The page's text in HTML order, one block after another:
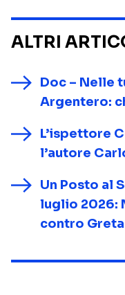
ALTRI
Doc – Nelle
Argentero:
L’ispettore
l’autore
Un Posto al
luglio 2026:
contro Greta